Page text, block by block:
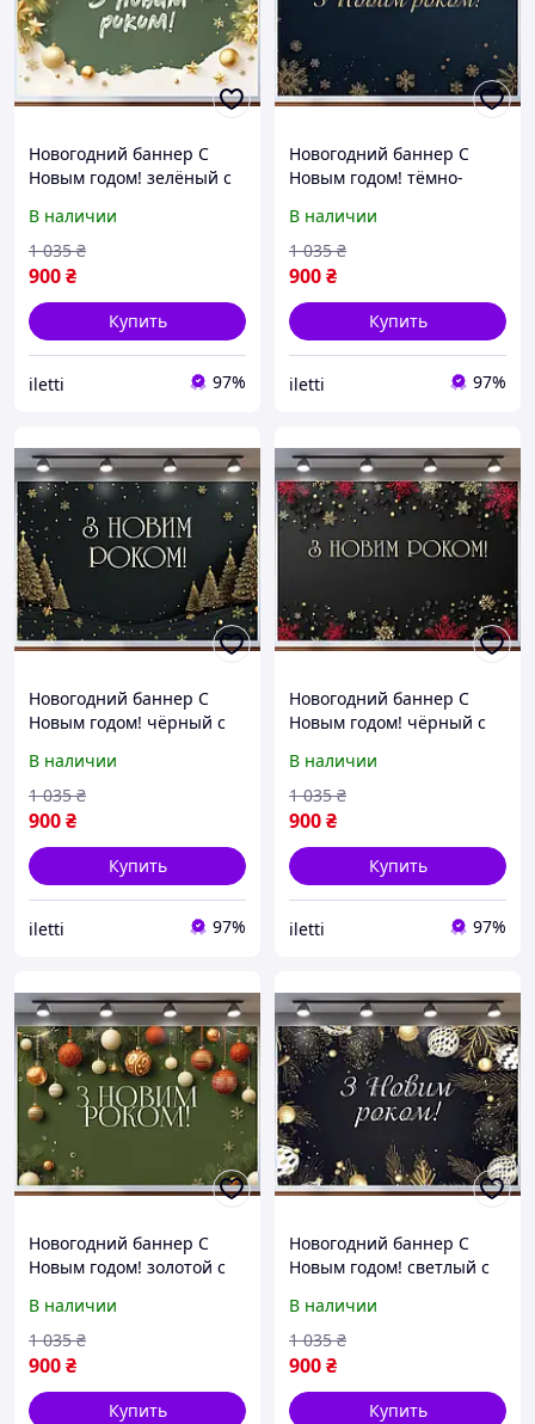
Новогодний баннер С
Новым годом! зелёный с
украшениями №46330
В наличии
900₴
1 035 ₴
Купить
iletti 97%
Новогодний баннер С
Новым годом! тёмно-
снежинками №46331
В наличии
900₴
1 035 ₴
Купить
iletti 97%
Новогодний баннер С
Новым годом! чёрный с
№46335
В наличии
900₴
1 035 ₴
Купить
iletti 97%
Новогодний баннер С
Новым годом! чёрный с
шарами №46336
В наличии
900₴
1 035 ₴
Купить
iletti 97%
Новогодний баннер С
Новым годом! золотой с
№46337
В наличии
900₴
1 035 ₴
Купить
Новогодний баннер С
Новым годом! светлый с
№46339
В наличии
900₴
1 035 ₴
Купить